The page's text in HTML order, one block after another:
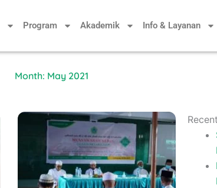
Program Akademik Info & Layanan
Month: May 2021